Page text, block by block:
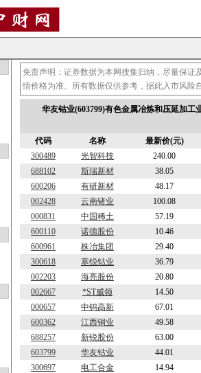
免责声明：证券数据为本网搜集归纳，尽量保
情价格为准。所有数据仅供参考，据此入市风险自
华友钴业(603799)有色金属冶炼和压延加工
代码
名称 最新价(元)
300489
光智科技 240.00
688102
斯瑞新材 38.05
600206
有研新材 48.17
002428
云南锗业 100.08
000831
中国稀土 57.19
600110
诺德股份 10.46
600961
株冶集团 29.40
300618
寒锐钴业 36.79
002203
海亮股份 20.80
002667
*ST威领 14.50
000657
中钨高新 67.01
600362
江西铜业 49.58
688257
新锐股份 63.00
603799
华友钴业 44.01
300697
电工合金 14.94